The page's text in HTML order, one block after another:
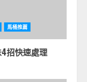
馬桶推薦
招快速處理